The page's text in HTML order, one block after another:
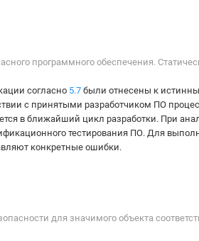
программного обеспечения.
согласно 5.7 были отнесены к
с принятыми разработчиком ПО
в ближайший цикл разработки. При
тестирования ПО. Для
конкретные ошибки.
для значимого объекта